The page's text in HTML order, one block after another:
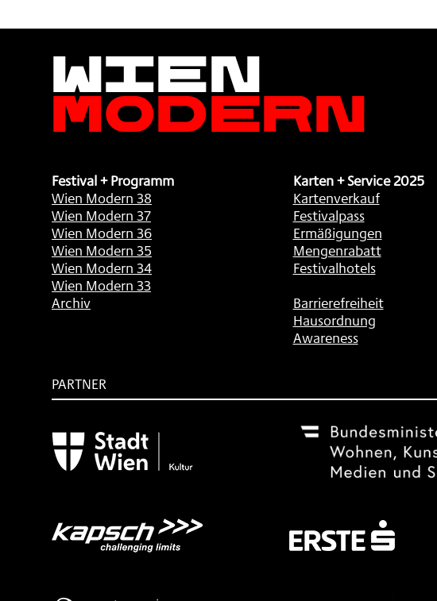
Wien
Modern
Festival + Programm
Wien Modern 38
Wien Modern 37
Wien Modern 36
Wien Modern 35
Wien Modern 34
Wien Modern 33
Archiv
Karten + Service 2025
Kartenverkauf
Festivalpass
Ermäßigungen
Mengenrabatt
Festivalhotels
Barrierefreiheit
Hausordnung
Awareness
PARTNER